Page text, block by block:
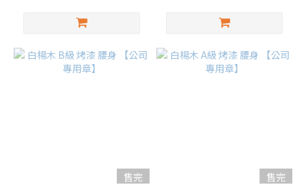
售完
售完